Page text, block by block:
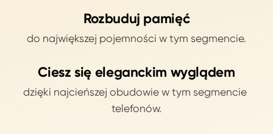
Rozbuduj pamięć
do największej pojemności w tym segmencie.
Ciesz się eleganckim wyglądem
dzięki najcieńszej obudowie w tym segmencie
telefonów.